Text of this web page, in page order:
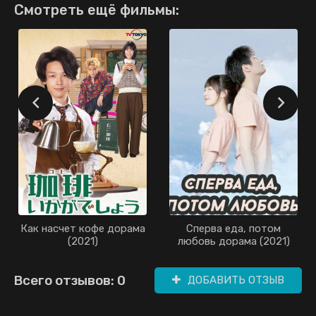
Смотреть ещё фильмы:
Как насчет кофе дорама
(2021)
Сперва еда, потом
любовь дорама (2021)
Всего отзывов: 0 ДОБАВИТЬ ОТЗЫВ